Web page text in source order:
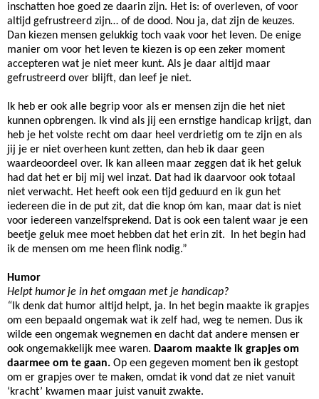
inschatten hoe goed ze daarin zijn. Het is: of overleven, of voor
altijd gefrustreerd zijn… of de dood. Nou ja, dat zijn de keuzes.
Dan kiezen mensen gelukkig toch vaak voor het leven. De enige
manier om voor het leven te kiezen is op een zeker moment
accepteren wat je niet meer kunt. Als je daar altijd maar
gefrustreerd over blijft, dan leef je niet.
Ik heb er ook alle begrip voor als er mensen zijn die het niet
kunnen opbrengen. Ik vind als jij een ernstige handicap krijgt, dan
heb je het volste recht om daar heel verdrietig om te zijn en als
jij je er niet overheen kunt zetten, dan heb ik daar geen
waardeoordeel over. Ik kan alleen maar zeggen dat ik het geluk
had dat het er bij mij wel inzat. Dat had ik daarvoor ook totaal
niet verwacht. Het heeft ook een tijd geduurd en ik gun het
iedereen die in de put zit, dat die knop óm kan, maar dat is niet
voor iedereen vanzelfsprekend. Dat is ook een talent waar je een
beetje geluk mee moet hebben dat het erin zit. In het begin had
ik de mensen om me heen flink nodig.”
Humor
Helpt humor je in het omgaan met je handicap?
“Ik denk dat humor altijd helpt, ja. In het begin maakte ik grapjes
om een bepaald ongemak wat ik zelf had, weg te nemen. Dus ik
wilde een ongemak wegnemen en dacht dat andere mensen er
ook ongemakkelijk mee waren. Daarom maakte ik grapjes om
daarmee om te gaan. Op een gegeven moment ben ik gestopt
om er grapjes over te maken, omdat ik vond dat ze niet vanuit
‘kracht’ kwamen maar juist vanuit zwakte.